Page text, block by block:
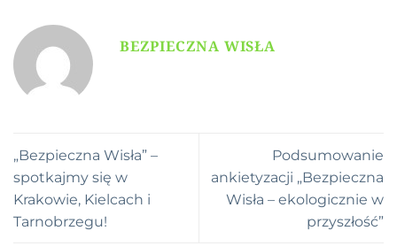
BEZPIECZNA WISŁA
„Bezpieczna Wisła” –
spotkajmy się w
Krakowie, Kielcach i
Tarnobrzegu!
Podsumowanie
ankietyzacji „Bezpieczna
Wisła – ekologicznie w
przyszłość”